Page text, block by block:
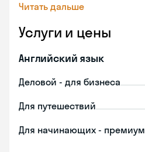
Читать дальше
Услуги и цены
Английский язык
Деловой - для бизнеса
Для путешествий
Для начинающих - премиум